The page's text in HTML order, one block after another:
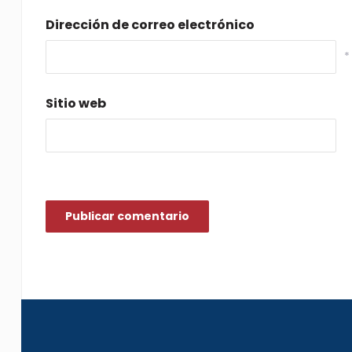
Dirección de correo electrónico
*
Sitio web